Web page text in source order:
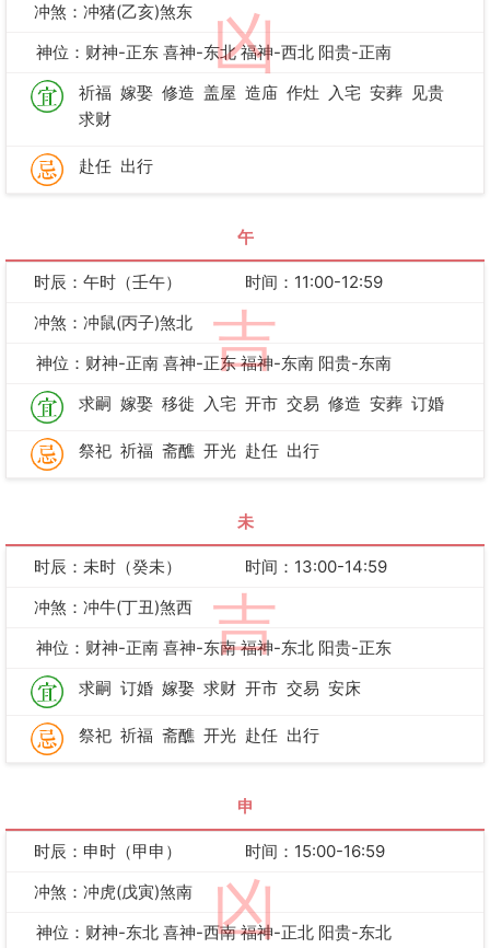
凶
冲煞：冲猪(乙亥)煞东
神位：财神-正东 喜神-东北 福神-西北 阳贵-正南
祈福 嫁娶 修造 盖屋 造庙 作灶 入宅 安葬 见贵
求财
赴任 出行
午
吉
时辰：午时（壬午）
时间：11:00-12:59
冲煞：冲鼠(丙子)煞北
神位：财神-正南 喜神-正东 福神-东南 阳贵-东南
求嗣 嫁娶 移徙 入宅 开市 交易 修造 安葬 订婚
祭祀 祈福 斋醮 开光 赴任 出行
未
吉
时辰：未时（癸未）
时间：13:00-14:59
冲煞：冲牛(丁丑)煞西
神位：财神-正南 喜神-东南 福神-东北 阳贵-正东
求嗣 订婚 嫁娶 求财 开市 交易 安床
祭祀 祈福 斋醮 开光 赴任 出行
申
凶
时辰：申时（甲申）
时间：15:00-16:59
冲煞：冲虎(戊寅)煞南
神位：财神-东北 喜神-西南 福神-正北 阳贵-东北